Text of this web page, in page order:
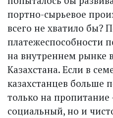
портно-сырьевое
всего не хватило бы?
платежеспособности
на внутреннем рынке
Казахстана. Если в
казахстанцев больше
только на пропитание
социальный, но и